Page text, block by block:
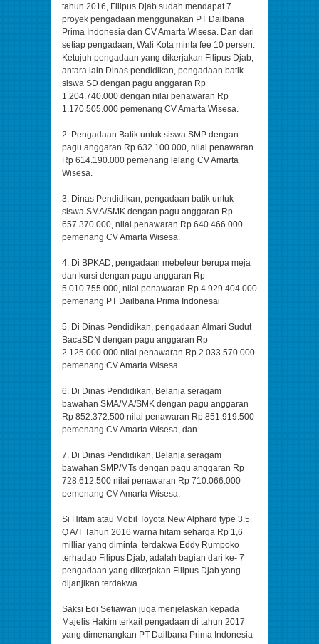
tahun 2016, Filipus Djab sudah mendapat 7
proyek pengadaan menggunakan PT Dailbana
Prima Indonesia dan CV Amarta Wisesa. Dan dari
setiap pengadaan, Wali Kota minta fee 10 persen.
Ketujuh pengadaan yang dikerjakan Filipus Djab,
antara lain Dinas pendidikan, pengadaan batik
siswa SD dengan pagu anggaran Rp
1.204.740.000 dengan nilai penawaran Rp
1.170.505.000 pemenang CV Amarta Wisesa.
2. Pengadaan Batik untuk siswa SMP dengan
pagu anggaran Rp 632.100.000, nilai penawaran
Rp 614.190.000 pemenang lelang CV Amarta
Wisesa.
3. Dinas Pendidikan, pengadaan batik untuk
siswa SMA/SMK dengan pagu anggaran Rp
657.370.000, nilai penawaran Rp 640.466.000
pemenang CV Amarta Wisesa.
4. Di BPKAD, pengadaan mebeleur berupa meja
dan kursi dengan pagu anggaran Rp
5.010.755.000, nilai penawaran Rp 4.929.404.000
pemenang PT Dailbana Prima Indonesai
5. Di Dinas Pendidikan, pengadaan Almari Sudut
BacaSDN dengan pagu anggaran Rp
2.125.000.000 nilai penawaran Rp 2.033.570.000
pemenang CV Amarta Wisesa.
6. Di Dinas Pendidikan, Belanja seragam
bawahan SMA/MA/SMK dengan pagu anggaran
Rp 852.372.500 nilai penawaran Rp 851.919.500
pemenang CV Amarta Wisesa, dan
7. Di Dinas Pendidikan, Belanja seragam
bawahan SMP/MTs dengan pagu anggaran Rp
728.612.500 nilai penawaran Rp 710.066.000
pemenang CV Amarta Wisesa.
Si Hitam atau Mobil Toyota New Alphard type 3.5
Q A/T Tahun 2016 warna hitam seharga Rp 1,6
milliar yang diminta terdakwa Eddy Rumpoko
terhadap Filipus Djab, adalah bagian dari ke- 7
pengadaan yang dikerjakan Filipus Djab yang
dijanjikan terdakwa.
Saksi Edi Setiawan juga menjelaskan kepada
Majelis Hakim terkait pengadaan di tahun 2017
yang dimenangkan PT Dailbana Prima Indonesia